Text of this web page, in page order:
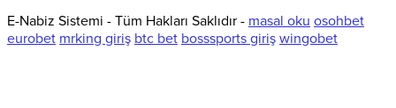
E-Nabiz Sistemi - Tüm Hakları Saklıdır - masal oku osohbet
eurobet mrking giriş btc bet bosssports giriş wingobet